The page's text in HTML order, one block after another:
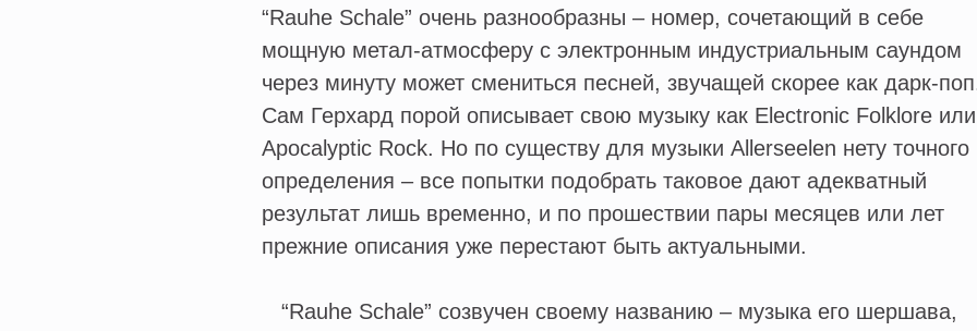
“Rauhe Schale” очень разнообразны – номер, сочетающий в себе
мощную метал-атмосферу с электронным индустриальным саундом
через минуту может смениться песней, звучащей скорее как дарк-
Сам Герхард порой описывает свою музыку как Electronic Folklore или
Apocalyptic Rock. Но по существу для музыки Allerseelen нету точного
определения – все попытки подобрать таковое дают адекватный
результат лишь временно, и по прошествии пары месяцев или лет
прежние описания уже перестают быть актуальными.
“Rauhe Schale” созвучен своему названию – музыка его шершава,